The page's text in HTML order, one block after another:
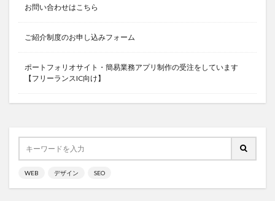
お問い合わせはこちら
ご紹介制度のお申し込みフォーム
ポートフォリオサイト・簡易業務アプリ制作の受注をしています
【フリーランスIC向け】
WEB デザイン SEO